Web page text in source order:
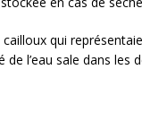
qui
l’eau sale dans les